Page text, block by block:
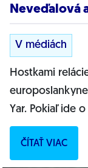
Neveďalová
V médiách
Hostkami
Yar. Pokiaľ ide
jednota.
ČÍTAŤ VIAC